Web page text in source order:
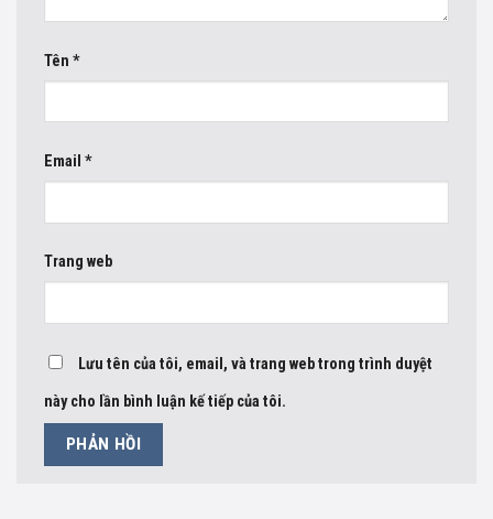
Tên *
Email *
Trang web
Lưu tên của tôi, email, và trang web trong trình duyệt
này cho lần bình luận kế tiếp của tôi.